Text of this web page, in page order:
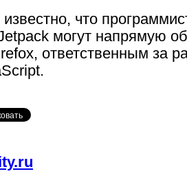
что
могут напрямую
ответственным за